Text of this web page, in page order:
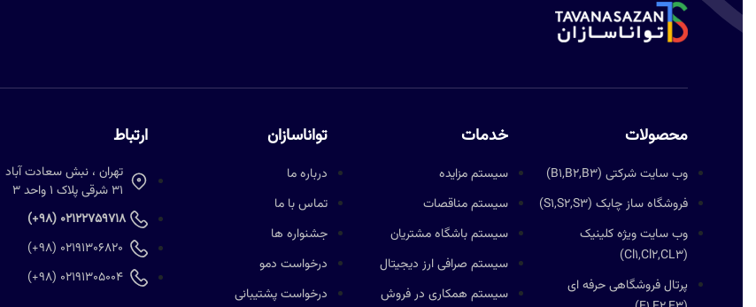
محصولات
وب سایت شرکتی (B1,B2,B3)
فروشگاه ساز چابک (S1,S2,S3)
وب سایت ویژه کلینیک
(Cl1,Cl2,CL3)
پرتال فروشگاهی حرفه ای
خدمات
سیستم مزایده
سیستم مناقصات
سیستم باشگاه مشتریان
سیستم صرافی ارز دیجیتال
سیستم همکاری در فروش
تواناسازان
درباره ما
تماس با ما
جشنواره ها
درخواست دمو
درخواست پشتیبانی
ارتباط
تهران ، نبش سعادت آباد
31 شرقی پلاک 1 واحد 3
02122759718 (98+)
02191306820 (98+)
02191305004 (98+)